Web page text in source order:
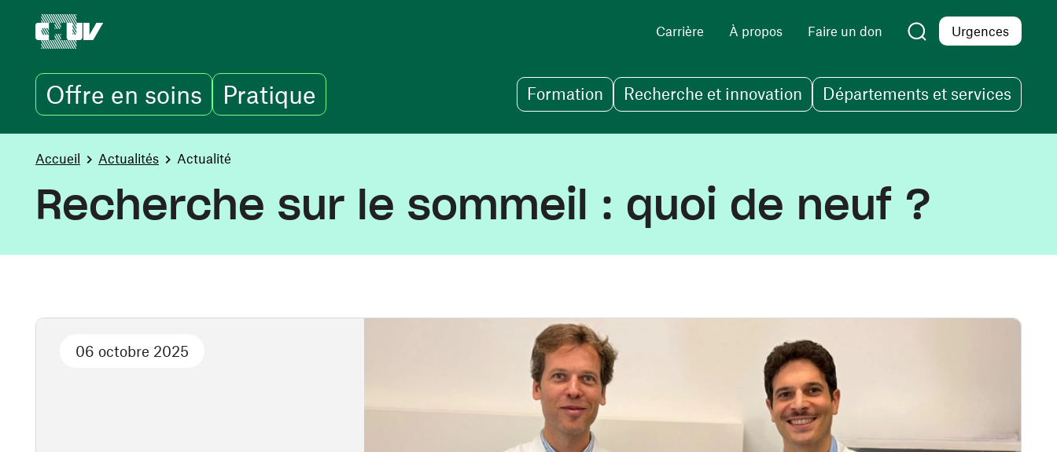
Carrière À propos Faire un don Urgences
Offre en soins Pratique Formation Recherche et innovation Départements et services
You are here:
Accueil Actualités Actualité
Recherche sur le sommeil : quoi de neuf ?
06 octobre 2025